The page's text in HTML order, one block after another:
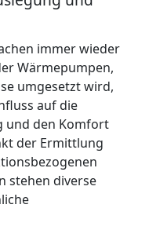
immer wieder
Wärmepumpen,
umgesetzt wird,
auf die
und den Komfort
der Ermittlung
stehen diverse